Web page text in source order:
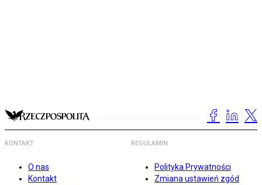
KONTAKT
O nas
Kontakt
REGULAMIN
Polityka Prywatności
Zmiana ustawień zgód